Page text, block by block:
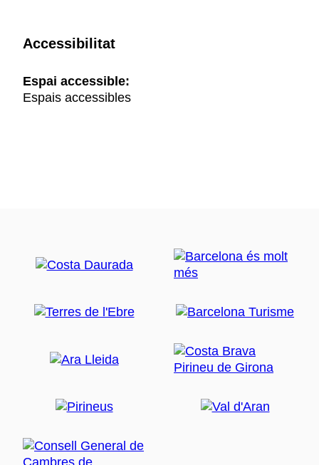
Accessibilitat
Espai accessible:
Espais accessibles